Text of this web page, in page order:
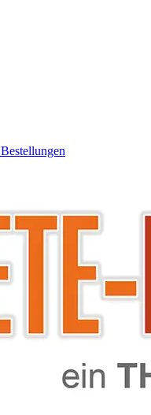
Bestellungen